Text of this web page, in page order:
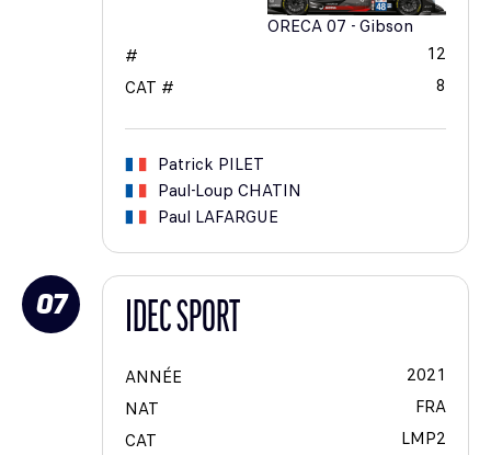
ORECA 07 - Gibson
#
12
CAT #
8
Patrick PILET
Paul-Loup CHATIN
Paul LAFARGUE
07 IDEC SPORT
ANNÉE
2021
NAT
FRA
CAT
LMP2